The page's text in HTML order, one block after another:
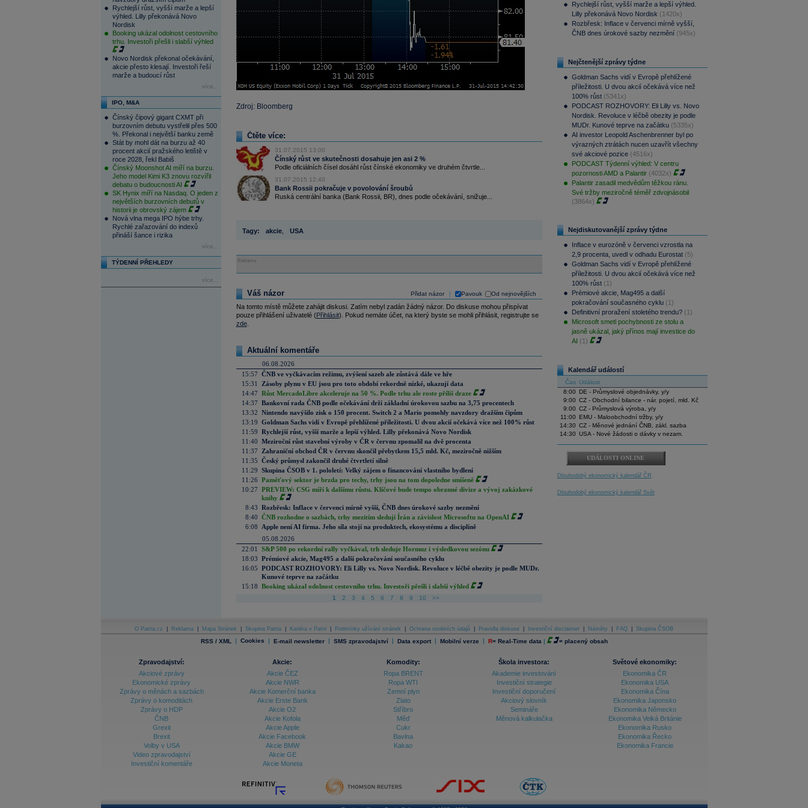
Rychlejší růst, vyšší marže a lepší
výhled. Lilly překonává Novo
Nordisk
Booking ukázal odolnost cestovního
trhu. Investoři přešli i slabší výhled
Novo Nordisk překonal očekávání,
akcie přesto klesají. Investoři řeší
marže a budoucí růst
více...
IPO, M&A
Čínský čipový gigant CXMT při
burzovním debutu vystřelil přes 500
%. Překonal i největší banku země
Stát by mohl dát na burzu až 40
procent akcií pražského letiště v
roce 2028, řekl Babiš
Čínský Moonshot AI míří na burzu.
Jeho model Kimi K3 znovu rozvířil
debatu o budoucnosti AI
SK Hynix míří na Nasdaq. O jeden z
největších burzovních debutů v
historii je obrovský zájem
Nová vlna mega IPO hýbe trhy.
Rychlé zařazování do indexů
přináší šance i rizika
více...
TÝDENNÍ PŘEHLEDY
více...
Zdroj: Bloomberg
Čtěte více:
31.07.2015 13:00
Čínský růst ve skutečnosti dosahuje jen asi 2 %
Podle oficiálních čísel dosáhl růst čínské ekonomiky ve druhém čtvrtle...
31.07.2015 12:40
Bank Rossii pokračuje v povolování šroubů
Ruská centrální banka (Bank Rossii, BR), dnes podle očekávání, snižuje...
Tagy: akcie, USA
Reklama
Přidat názor Pavouk Od nejnovějších
Váš názor
Na tomto místě můžete zahájit diskusi. Zatím nebyl zadán žádný názor. Do diskuse mohou přispívat
pouze přihlášení uživatelé (Přihlásit). Pokud nemáte účet, na který byste se mohli přihlásit, registrujte se
zde.
Aktuální komentáře
06.08.2026
15:57 ČNB ve vyčkávacím režimu, zvýšení sazeb ale zůstává dále ve hře
15:31
Zásoby plynu v EU jsou pro toto období rekordně nízké, ukazují data
14:47 Růst MercadoLibre akceleruje na 50 %. Podle trhu ale roste příliš draze
14:37 Bankovní rada ČNB podle očekávání drží základní úrokovou sazbu na 3,75 procentech
13:32 Nintendo navýšilo zisk o 150 procent. Switch 2 a Mario pomohly navzdory dražším čipům
13:19 Goldman Sachs vidí v Evropě přehlížené příležitosti. U dvou akcií očekává více než 100% růst
11:59 Rychlejší růst, vyšší marže a lepší výhled. Lilly překonává Novo Nordisk
11:40 Meziroční růst stavební výroby v ČR v červnu zpomalil na dvě procenta
11:37
Zahraniční obchod ČR v červnu skončil přebytkem 15,5 mld. Kč, meziročně nižším
11:35 Český průmysl zakončil druhé čtvrtletí silně
11:29 Skupina ČSOB v 1. pololetí: Velký zájem o financování vlastního bydlení
11:26 Paměťový sektor je brzda pro techy, trhy jsou na tom dopoledne smíšeně
10:27 PREVIEW: CSG míří k dalšímu růstu. Klíčové bude tempo obranné divize a vývoj zakázkové
knihy
8:43 Rozbřesk: Inflace v červenci mírně vyšší, ČNB dnes úrokové sazby nezmění
8:40 ČNB rozhodne o sazbách, trhy mezitím sledují Írán a závislost Microsoftu na OpenAI
6:08
Apple není AI firma. Jeho síla stojí na produktech, ekosystému a disciplíně
05.08.2026
22:01
S&P 500 po rekordní rally vyčkával, trh sleduje Hormuz i výsledkovou sezónu
18:03 Prémiové akcie, Mag495 a další pokračování současného cyklu
16:05 PODCAST ROZHOVORY: Eli Lilly vs. Novo Nordisk. Revoluce v léčbě obezity je podle MUDr.
Kunové teprve na začátku
15:18 Booking ukázal odolnost cestovního trhu. Investoři přešli i slabší výhled
1 2 3 4 5 6 7 8 9 10 >>
Rychlejší růst, vyšší marže a lepší výhled.
Lilly překonává Novo Nordisk (1420x)
Rozbřesk: Inflace v červenci mírně vyšší,
ČNB dnes úrokové sazby nezmění (945x)
Nejčtenější zprávy týdne
Goldman Sachs vidí v Evropě přehlížené
příležitosti. U dvou akcií očekává více než
100% růst (5341x)
PODCAST ROZHOVORY: Eli Lilly vs. Novo
Nordisk. Revoluce v léčbě obezity je podle
MUDr. Kunové teprve na začátku (5335x)
AI investor Leopold Aschenbrenner byl po
výrazných ztrátách nucen uzavřít všechny
své akciové pozice (4516x)
PODCAST Týdenní výhled: V centru
pozornosti AMD a Palantir (4032x)
Palantir zasadil medvědům těžkou ránu.
Své tržby meziročně téměř zdvojnásobil
(3864x)
Nejdiskutovanější zprávy týdne
Inflace v eurozóně v červenci vzrostla na
2,9 procenta, uvedl v odhadu Eurostat (5)
Goldman Sachs vidí v Evropě přehlížené
příležitosti. U dvou akcií očekává více než
100% růst (1)
Prémiové akcie, Mag495 a další
pokračování současného cyklu (1)
Definitivní proražení stoletého trendu? (1)
Microsoft smetl pochybnosti ze stolu a
jasně ukázal, jaký přínos mají investice do
AI (1)
Kalendář událostí
Čas Událost
8:00
DE - Průmyslové objednávky, y/y
9:00 CZ - Obchodní bilance - nár. pojetí, mld. Kč
9:00 CZ - Průmyslová výroba, y/y
11:00
EMU - Maloobchodní tržby, y/y
14:30 CZ - Měnové jednání ČNB, zákl. sazba
14:30 USA - Nové žádosti o dávky v nezam.
UDÁLOSTI ONLINE
Dlouhodobý ekonomický kalendář ČR
Dlouhodobý ekonomický kalendář Svět
O Patria.cz Reklama Mapa Stránek Skupina Patria Kariéra v Patrii Podmínky užívání stránek Ochrana osobních údajů Pravidla diskuse Investiční disclaimer Náměty FAQ Skupina ČSOB
RSS / XML | Cookies | E-mail newsletter | SMS zpravodajství | Data export | Mobilní verze | R= Real-Time data | = placený obsah
Zpravodajství:
Akciové zprávy
Ekonomické zprávy
Zprávy o měnách a sazbách
Zprávy o komoditách
Zprávy o HDP
ČNB
Grexit
Brexit
Volby v USA
Video zpravodajství
Investiční komentáře
Akcie:
Akcie ČEZ
Akcie NWR
Akcie Komerční banka
Akcie Erste Bank
Akcie O2
Akcie Kofola
Akcie Apple
Akcie Facebook
Akcie BMW
Akcie GE
Akcie Moneta
Komodity:
Ropa BRENT
Ropa WTI
Zemní plyn
Zlato
Stříbro
Měď
Cukr
Bavlna
Kakao
Škola investora:
Akademie investování
Investiční strategie
Investiční doporučení
Akciový slovník
Semináře
Měnová kalkulačka
Světové ekonomiky:
Ekonomika ČR
Ekonomika USA
Ekonomika Čína
Ekonomika Japonsko
Ekonomika Německo
Ekonomika Velká Británie
Ekonomika Rusko
Ekonomika Řecko
Ekonomika Francie